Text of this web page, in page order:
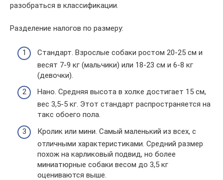
разобраться в классификации.
Разделение налогов по размеру:
Стандарт. Взрослые собаки ростом 20-25 см и
весят 7-9 кг (мальчики) или 18-23 см и 6-8 кг
(девочки).
Нано. Средняя высота в холке достигает 15 см,
вес 3,5-5 кг. Этот стандарт распространяется на
такс обоего пола.
Кролик или мини. Самый маленький из всех, с
отличными характеристиками. Средний размер
похож на карликовый подвид, но более
миниатюрные собаки весом до 3,5 кг
оцениваются выше.